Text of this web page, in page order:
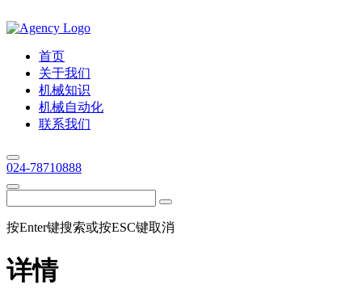
首页
关于我们
机械知识
机械自动化
联系我们
024-78710888
按Enter键搜索或按ESC键取消
详情